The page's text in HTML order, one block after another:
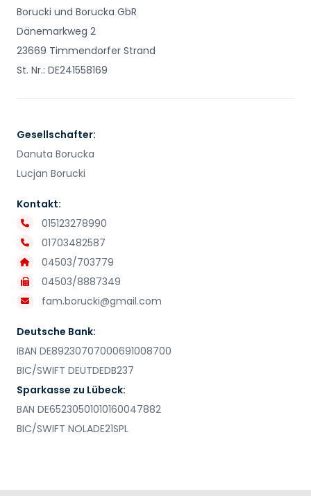
Borucki und Borucka GbR
Dänemarkweg 2
23669 Timmendorfer Strand
St. Nr.: DE241558169
Gesellschafter:
Danuta Borucka
Lucjan Borucki
Kontakt:
015123278990
01703482587
04503/703779
04503/8887349
fam.borucki@gmail.com
Deutsche Bank:
IBAN DE89230707000691008700
BIC/SWIFT DEUTDEDB237
Sparkasse zu Lübeck:
BAN DE65230501010160047882
BIC/SWIFT NOLADE21SPL